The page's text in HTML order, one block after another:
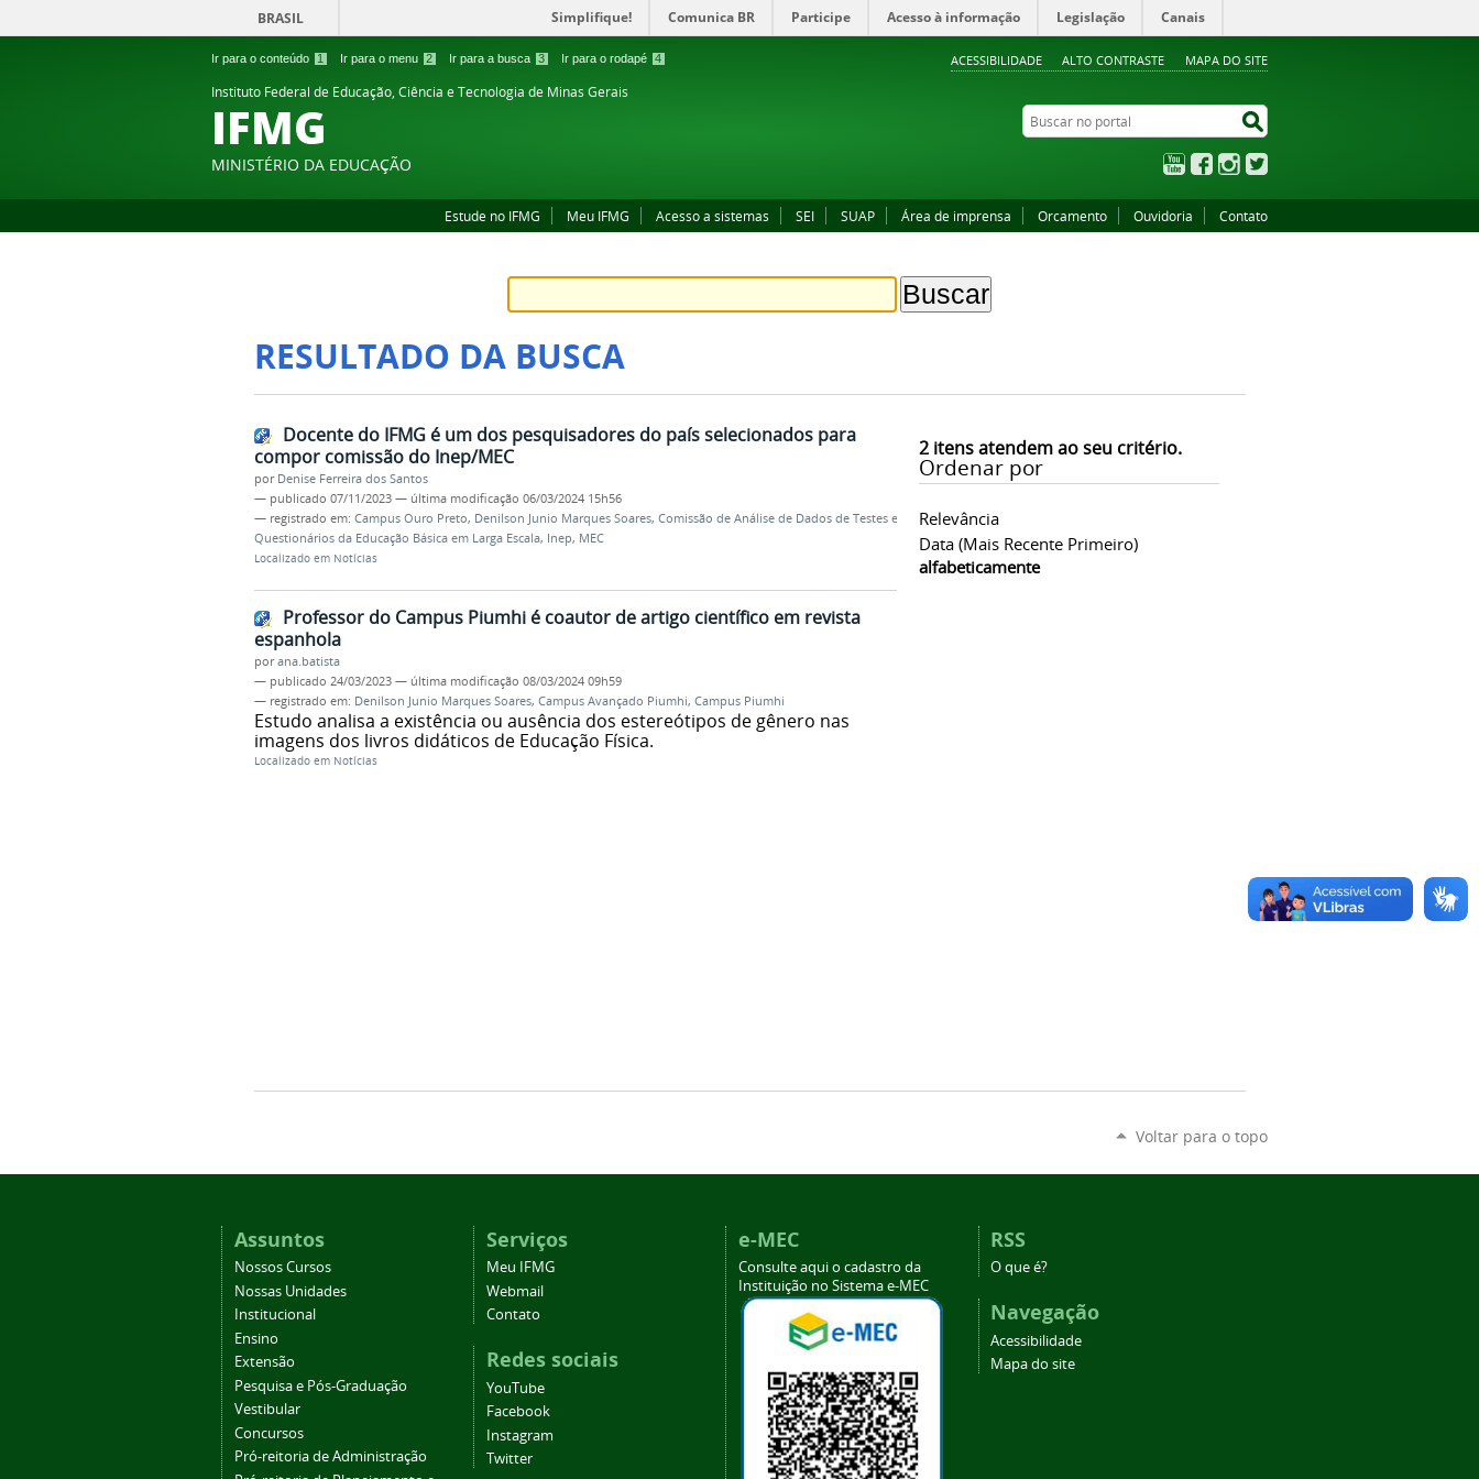
Ir para o conteúdo 1 Ir para o menu 2 Ir para a busca 3 Ir para o rodapé 4 ACESSIBILIDADE ALTO CONTRASTE MAPA DO SITE
BRASIL Simplifique! Comunica BR Participe Acesso à informação Legislação Canais
Instituto Federal de Educação, Ciência e Tecnologia de Minas Gerais
IFMG
MINISTÉRIO DA EDUCAÇÃO
Buscar no portal
YouTubeFacebookInstagram
Estude no IFMG Meu IFMG Acesso a sistemas SEI SUAP Área de imprensa Orcamento Ouvidoria Contato
RESULTADO DA BUSCA
2itens atendem ao seu critério.
Ordenar por
Relevância
Data (mais Recente Primeiro)
alfabeticamente
Docente do IFMG é um dos pesquisadores do país selecionados para
compor comissão do Inep/MEC
por Denise Ferreira dos Santos
— publicado 07/11/2023 — última modificação 06/03/2024 15h56
— registrado em: Campus Ouro Preto, Denilson Junio Marques Soares, Comissão de Análise de Dados de Testes e
Questionários da Educação Básica em Larga Escala, Inep, MEC
Localizado em Notícias
Professor do Campus Piumhi é coautor de artigo científico em revista
espanhola
porana.batista
— publicado 24/03/2023 — última modificação 08/03/2024 09h59
— registrado em: Denilson Junio Marques Soares, Campus Avançado Piumhi, Campus Piumhi
Estudo analisa a existência ou ausência dos estereótipos de gênero nas
imagens dos livros didáticos de Educação Física.
Localizado em Notícias
Voltar para o topo
Assuntos
Nossos Cursos
Nossas Unidades
Institucional
Ensino
Extensão
Pesquisa e Pós-Graduação
Vestibular
Concursos
Pró-reitoria de Administração
Serviços
Meu IFMG
Webmail
Contato
Redes sociais
YouTube
Facebook
Instagram
Twitter
e-MEC
Consulte aqui o cadastro da
Instituição no Sistema e-MEC
RSS
O que é?
Navegação
Acessibilidade
Mapa do site